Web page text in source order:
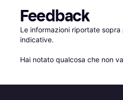
Feedback
Le informazioni riportate
indicative.
Hai notato qualcosa che non